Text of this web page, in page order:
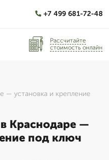
+7 499 681-72-48
Рассчитайте
стоимость онлайн
— установка и крепление
Краснодаре —
под ключ